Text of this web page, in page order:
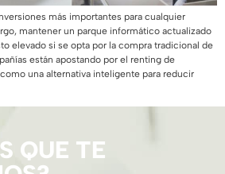
más importantes para cualquier
mantener un parque informático actualizado
elevado si se opta por la compra tradicional de
están apostando por el renting de
una alternativa inteligente para reducir
QUE TE